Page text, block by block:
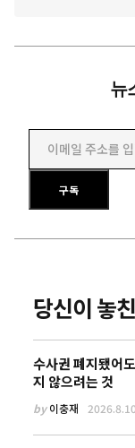
뉴
이메일 주소를 입
구독
당신이 놓
수사권 폐지됐어
지 않으려는 것
by이충재 2026.8.10